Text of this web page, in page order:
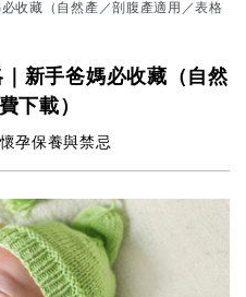
收藏（自然產／剖腹產適用／表格
新手爸媽必收藏（自然
下載）
懷孕保養與禁忌